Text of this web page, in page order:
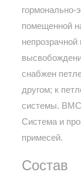
гормонально-
помещенной
снабжен
другом; к
системы. ВМС
Система и
примесей.
Состав